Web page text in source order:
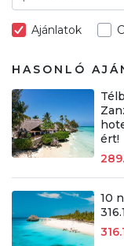
Ajánlatok
HASONLÓ
ért!
10